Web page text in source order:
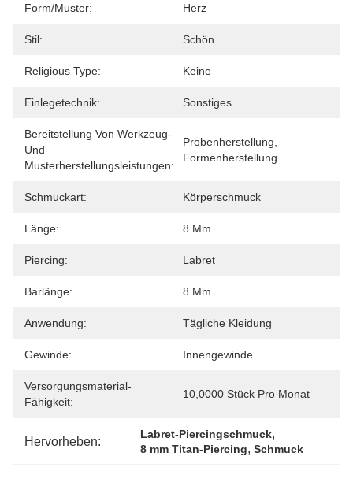
Form/Muster: Herz
Stil: Schön.
Religious Type: Keine
Einlegetechnik: Sonstiges
Bereitstellung Von Werkzeug-
Und
Musterherstellungsleistungen:
Probenherstellung,
Formenherstellung
Schmuckart: Körperschmuck
Länge: 8 Mm
Piercing: Labret
Barlänge: 8 Mm
Anwendung: Tägliche Kleidung
Gewinde: Innengewinde
Versorgungsmaterial-
Fähigkeit:
10,0000 Stück Pro Monat
Hervorheben: Labret-Piercingschmuck,
8 mm Titan-Piercing, Schmuck